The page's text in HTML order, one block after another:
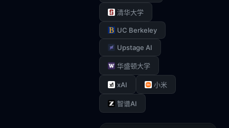
清华大学
UC Berkeley
Upstage AI
华盛顿大学
xAI 小米
智谱AI